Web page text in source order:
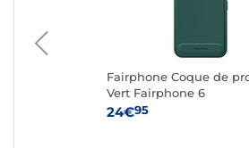
Fairphone Coque de
Vert Fairphone 6
24€95